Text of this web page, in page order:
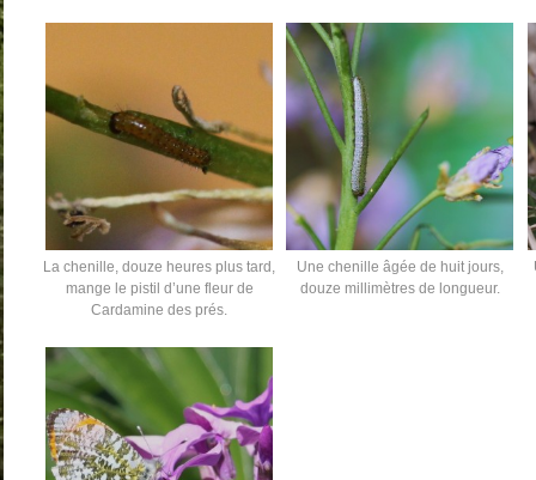
La chenille, douze heures plus tard,
mange le pistil d’une fleur de
Cardamine des prés.
Une chenille âgée de huit jours,
douze millimètres de longueur.